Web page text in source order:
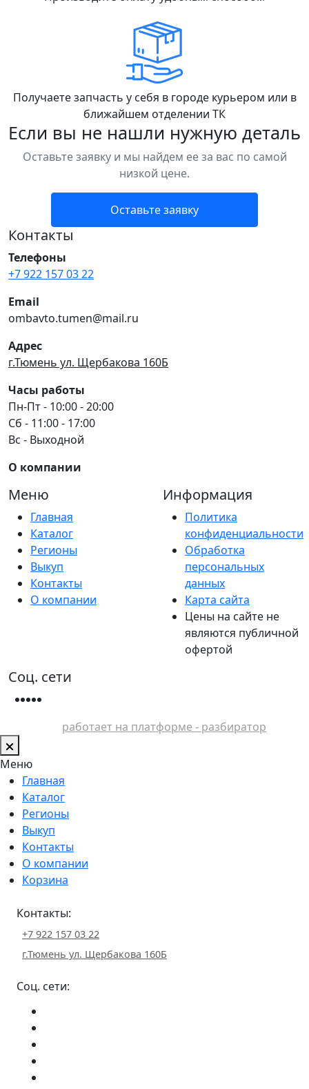
Получаете запчасть у себя в городе курьером или в
ближайшем отделении ТК
Если вы не нашли нужную деталь
Оставьте заявку и мы найдем ее за вас по самой
низкой цене.
Оставьте заявку
Контакты
Телефоны
+7 922 157 03 22
Email
ombavto.tumen@mail.ru
Адрес
г.Тюмень ул. Щербакова 160Б
Часы работы
Пн-Пт - 10:00 - 20:00
Сб - 11:00 - 17:00
Вс - Выходной
О компании
Меню
Главная
Каталог
Регионы
Выкуп
Контакты
О компании
Информация
Политика
конфиденциальности
Обработка
персональных
данных
Карта сайта
Цены на сайте не
являются публичной
офертой
Соц. сети
работает на платформе - разбиратор
Меню
Главная
Каталог
Регионы
Выкуп
Контакты
О компании
Корзина
Контакты:
+7 922 157 03 22
г.Тюмень ул. Щербакова 160Б
Соц. сети: